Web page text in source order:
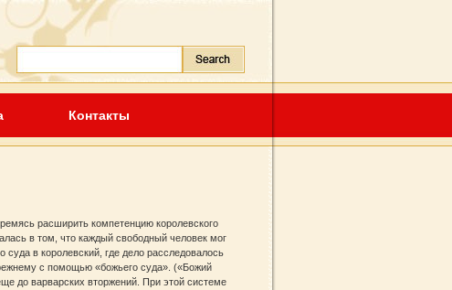
Контакты
расширить компетенцию королевского
в том, что каждый свободный человек мог
суда в королевский, где дело расследовалось
с помощью «божьего суда». («Божий
до варварских вторжений. При этой системе